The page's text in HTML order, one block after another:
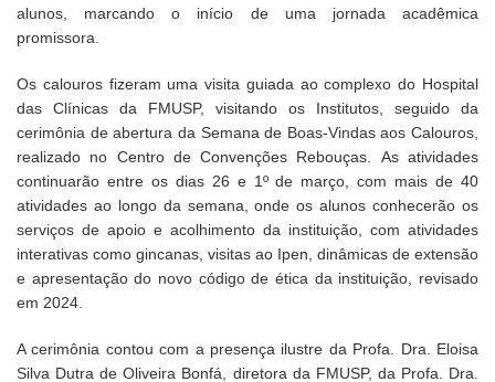
alunos, marcando o início de uma jornada acadêmica
promissora.
Os calouros fizeram uma visita guiada ao complexo do Hospital
das Clínicas da FMUSP, visitando os Institutos, seguido da
cerimônia de abertura da Semana de Boas-Vindas aos Calouros,
realizado no Centro de Convenções Rebouças. As atividades
continuarão entre os dias 26 e 1º de março, com mais de 40
atividades ao longo da semana, onde os alunos conhecerão os
serviços de apoio e acolhimento da instituição, com atividades
interativas como gincanas, visitas ao Ipen, dinâmicas de extensão
e apresentação do novo código de ética da instituição, revisado
em 2024.
A cerimônia contou com a presença ilustre da Profa. Dra. Eloisa
Silva Dutra de Oliveira Bonfá, diretora da FMUSP, da Profa. Dra.